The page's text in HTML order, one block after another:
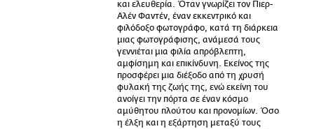
και ελευθερία. Όταν γνωρίζει τον Πιερ-
Αλέν Φαντέν, έναν εκκεντρικό και
φιλόδοξο φωτογράφο, κατά τη διάρκεια
μιας φωτογράφισης, ανάμεσά τους
γεννιέται μια φιλία απρόβλεπτη,
αμφίσημη και επικίνδυνη. Εκείνος της
προσφέρει μια διέξοδο από τη χρυσή
φυλακή της ζωής της, ενώ εκείνη του
ανοίγει την πόρτα σε έναν κόσμο
αμύθητου πλούτου και προνομίων. Όσο
η έλξη και η εξάρτηση μεταξύ τους